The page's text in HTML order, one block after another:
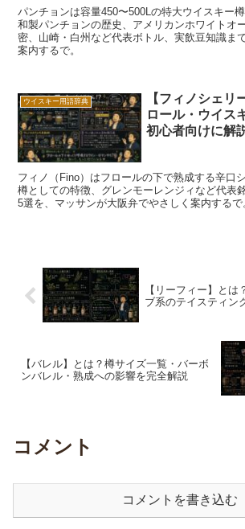
パンチョンは容量450〜500Lの特大ウイスキー
和製パンチョンの歴史、アメリカンホワイトオ
密、山崎・白州など代表ボトル、実飲豆知識ま
案内するで。
ウイスキー用語辞典
【フィノシェリ
ロール・ウイス
初心者向けに解
フィノ（Fino）はフロールの下で熟成する辛口
樽としての特徴、グレンモーレンジィなど代表
5選を、マッサンが大阪弁でやさしく案内するで
【リーフィー】とは
ブ系のテイスティン
【バレル】とは？樽サイズ一覧・バーボ
ンバレル・熟成への影響を完全解説
コメント
コメントを書き込む